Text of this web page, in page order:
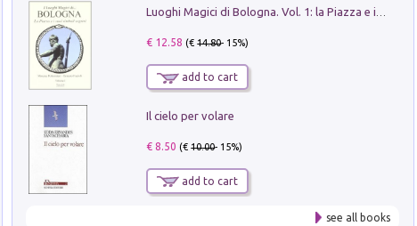
€ 12.58 (€14.80- 15%)
add to cart
Il cielo per volare
€ 8.50 (€10.00- 15%)
add to cart
see all books